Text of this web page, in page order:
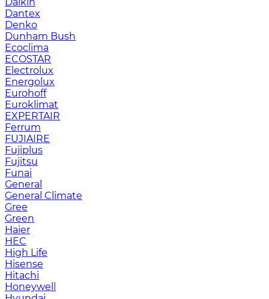
Dantex
Denko
Dunham Bush
Ecoclima
ECOSTAR
Electrolux
Energolux
Eurohoff
Euroklimat
EXPERTAIR
Ferrum
FUJIAIRE
Fujiplus
Fujitsu
Funai
General
General Climate
Gree
Green
Haier
HEC
High Life
Hisense
Hitachi
Honeywell